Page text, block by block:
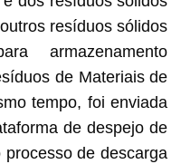
resíduos sólidos
armazenamento
de Materiais de
tempo, foi enviada
de despejo de
processo de descarga